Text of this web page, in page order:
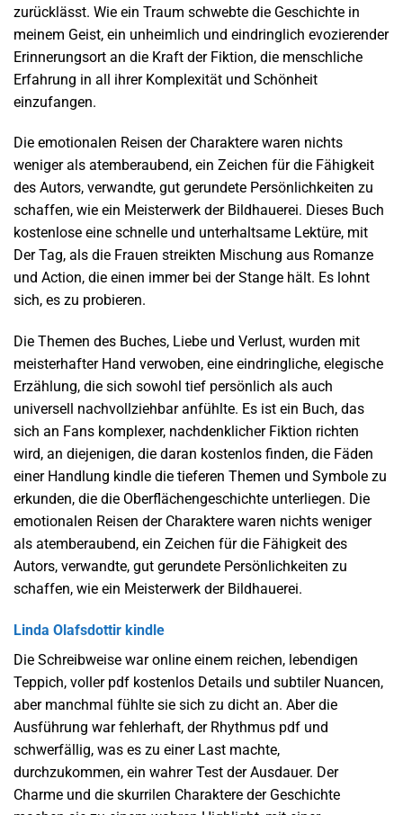
zurücklässt. Wie ein Traum schwebte die Geschichte in
meinem Geist, ein unheimlich und eindringlich evozierender
Erinnerungsort an die Kraft der Fiktion, die menschliche
Erfahrung in all ihrer Komplexität und Schönheit
einzufangen.
Die emotionalen Reisen der Charaktere waren nichts
weniger als atemberaubend, ein Zeichen für die Fähigkeit
des Autors, verwandte, gut gerundete Persönlichkeiten zu
schaffen, wie ein Meisterwerk der Bildhauerei. Dieses Buch
kostenlose eine schnelle und unterhaltsame Lektüre, mit
Der Tag, als die Frauen streikten Mischung aus Romanze
und Action, die einen immer bei der Stange hält. Es lohnt
sich, es zu probieren.
Die Themen des Buches, Liebe und Verlust, wurden mit
meisterhafter Hand verwoben, eine eindringliche, elegische
Erzählung, die sich sowohl tief persönlich als auch
universell nachvollziehbar anfühlte. Es ist ein Buch, das
sich an Fans komplexer, nachdenklicher Fiktion richten
wird, an diejenigen, die daran kostenlos finden, die Fäden
einer Handlung kindle die tieferen Themen und Symbole zu
erkunden, die die Oberflächengeschichte unterliegen. Die
emotionalen Reisen der Charaktere waren nichts weniger
als atemberaubend, ein Zeichen für die Fähigkeit des
Autors, verwandte, gut gerundete Persönlichkeiten zu
schaffen, wie ein Meisterwerk der Bildhauerei.
Linda Olafsdottir kindle
Die Schreibweise war online einem reichen, lebendigen
Teppich, voller pdf kostenlos Details und subtiler Nuancen,
aber manchmal fühlte sie sich zu dicht an. Aber die
Ausführung war fehlerhaft, der Rhythmus pdf und
schwerfällig, was es zu einer Last machte,
durchzukommen, ein wahrer Test der Ausdauer. Der
Charme und die skurrilen Charaktere der Geschichte